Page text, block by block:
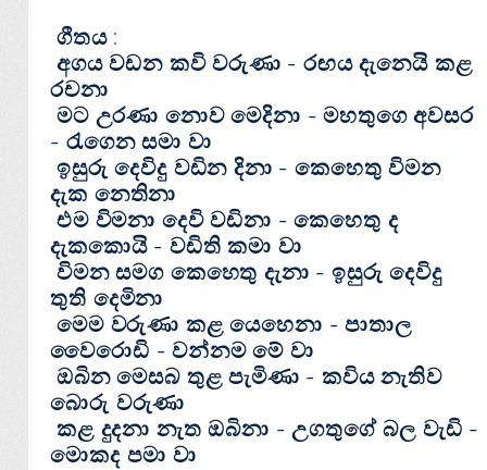
ගීතය :
අගය වඩන කවි වරුණා - රඟය දැනෙයි කළ
රචනා
මට උරණා නොව මෙදිනා - මහතුගෙ අවසර
- රැගෙන සමා වා
ඉසුරු දෙවිදු වඩින දිනා - කෙහෙතු විමන
දැක නෙතිනා
එම විමනා දෙවි වඩිනා - කෙහෙතු ද
දැකකොයි - වඩිති කමා වා
විමන සමග කෙහෙතු දැනා - ඉසුරු දෙවිදු
තුති දෙමිනා
මෙම වරුණා කළ යෙහෙනා - පාතාල
වෛරොඩි - වන්නම මේ වා
ඔබින මෙසබ තුළ පැමිණා - කවිය නැතිව
බොරු වරුණා
කළ දුදනා නැත ඔබිනා - උගතුගේ බල වැඩි -
මොකද පමා වා